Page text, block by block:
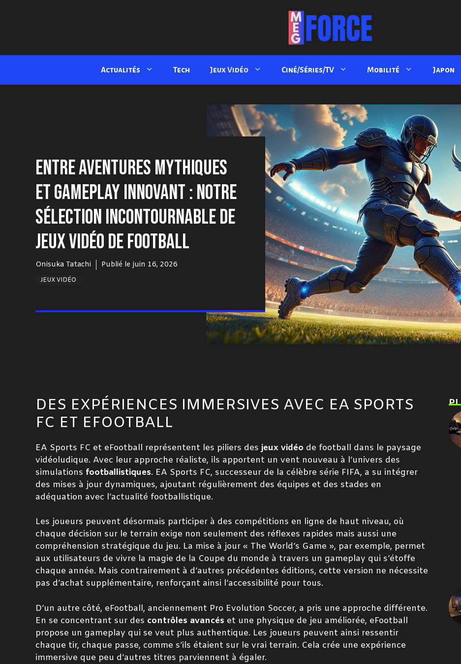
Actualités Tech Jeux Vidéo Ciné/Séries/TV Mobilité Japon
ENTRE AVENTURES MYTHIQUES
ET GAMEPLAY INNOVANT : NOTRE
SÉLECTION INCONTOURNABLE DE
JEUX VIDÉO DE FOOTBALL
Onisuka Tatachi Publié le juin 16, 2026
JEUX VIDÉO
DES EXPÉRIENCES IMMERSIVES AVEC EA SPORTS
FC ET EFOOTBALL
EA Sports FC et eFootball représentent les piliers des jeux vidéo de football dans le paysage
vidéoludique. Avec leur approche réaliste, ils apportent un vent nouveau à l’univers des
simulations footballistiques. EA Sports FC, successeur de la célèbre série FIFA, a su intégrer
des mises à jour dynamiques, ajoutant régulièrement des équipes et des stades en
adéquation avec l’actualité footballistique.
Les joueurs peuvent désormais participer à des compétitions en ligne de haut niveau, où
chaque décision sur le terrain exige non seulement des réflexes rapides mais aussi une
compréhension stratégique du jeu. La mise à jour « The World’s Game », par exemple, permet
aux utilisateurs de vivre la magie de la Coupe du monde à travers un gameplay qui s’étoffe
chaque année. Mais contrairement à d’autres précédentes éditions, cette version ne nécessite
pas d’achat supplémentaire, renforçant ainsi l’accessibilité pour tous.
D’un autre côté, eFootball, anciennement Pro Evolution Soccer, a pris une approche différente.
En se concentrant sur des contrôles avancés et une physique de jeu améliorée, eFootball
propose un gameplay qui se veut plus authentique. Les joueurs peuvent ainsi ressentir
chaque tir, chaque passe, comme s’ils étaient sur le vrai terrain. Cela crée une expérience
immersive que peu d’autres titres parviennent à égaler.